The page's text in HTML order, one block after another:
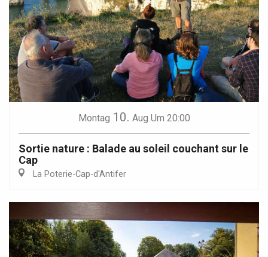
Montag 10. Aug Um 20:00
Sortie nature : Balade au soleil couchant sur le
Cap
La Poterie-Cap-d'Antifer